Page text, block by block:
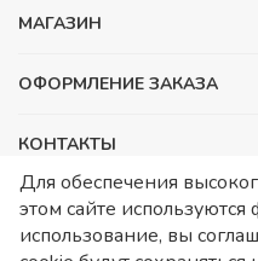
МАГАЗИН
ОФОРМЛЕНИЕ ЗАКАЗА
КОНТАКТЫ
ООО «Детский сад», ОГРН
ИНН 7728252648 КПП
ул. Подольских курсантов, д
Для обеспечения
этом сайте
использование, вы